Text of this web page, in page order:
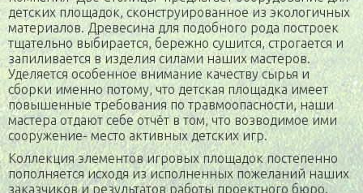
детских площадок, сконструированное из экологичных
материалов. Древесина для подобного рода построек
тщательно выбирается, бережно сушится, строгается и
запиливается в изделия силами наших мастеров.
Уделяется особенное внимание качеству сырья и
сборки именно потому, что детская площадка имеет
повышенные требования по травмоопасности, наши
мастера отдают себе отчёт в том, что возводимое ими
сооружение- место активных детских игр.
Коллекция элементов игровых площадок постепенно
пополняется исходя из исполненных пожеланий наших
заказчиков и результатов работы проектного бюро.